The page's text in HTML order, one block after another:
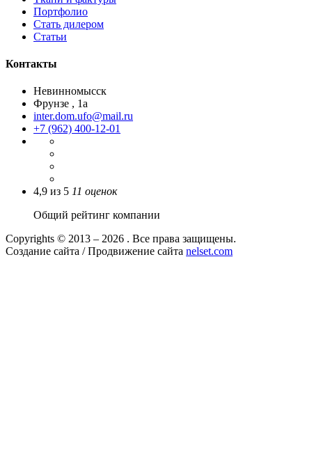
Портфолио
Стать дилером
Статьи
Контакты
Невинномысск
Фрунзе , 1а
inter.dom.ufo@mail.ru
+7 (962) 400-12-01
4,9 из 5 11 оценок
Общий рейтинг компании
Copyrights © 2013 – 2026 . Все права защищены.
Создание сайта / Продвижение сайта nelset.com